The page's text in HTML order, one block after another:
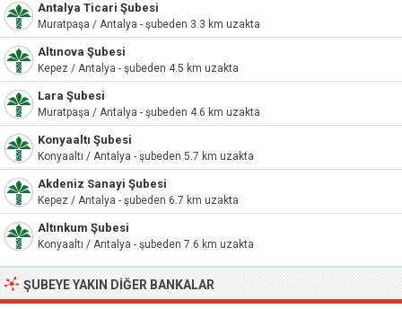
Antalya Ticari Şubesi
Muratpaşa / Antalya - şubeden 3.3 km uzakta
Altınova Şubesi
Kepez / Antalya - şubeden 4.5 km uzakta
Lara Şubesi
Muratpaşa / Antalya - şubeden 4.6 km uzakta
Konyaaltı Şubesi
Konyaaltı / Antalya - şubeden 5.7 km uzakta
Akdeniz Sanayi Şubesi
Kepez / Antalya - şubeden 6.7 km uzakta
Altınkum Şubesi
Konyaaltı / Antalya - şubeden 7.6 km uzakta
ŞUBEYE YAKIN DIĞER BANKALAR